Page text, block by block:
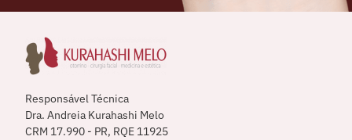
Responsável Técnica
Dra. Andreia Kurahashi Melo
CRM 17.990 - PR, RQE 11925